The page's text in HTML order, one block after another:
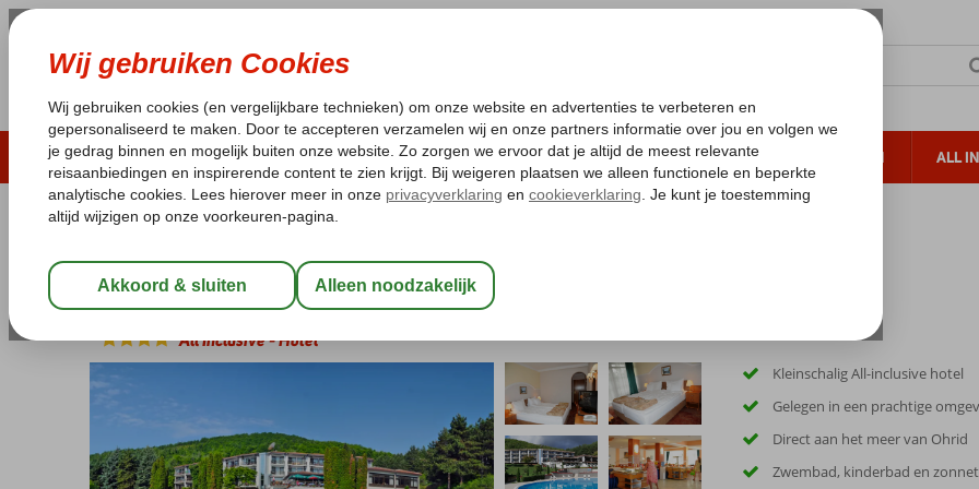
ZOMER 2026 LAST MINUTES WINTERZON ZONVAKANTIES VERRE REIZEN ALL
Laagsteprijsgarantie* Geen fueltoeslag Gratis annuleren*
Home
Macedonië Meer van Ohrid Struga Makpetrol Hotel
Makpetrol Hotel
All Inclusive-Hotel
Kleinschalig All-inclusive hotel
Gelegen in een prachtige
Direct aan het meer van Ohrid
Zwembad, kinderbad en